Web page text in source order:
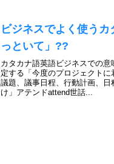
ビジネスでよく使う
っといて」??
カタカナ語英語ビジネスでの
定する「今度のプロジェクト
議題、議事日程、行動計画、
け」アテンドattend世話...